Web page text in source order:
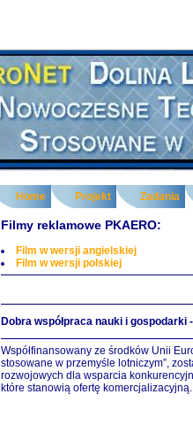
Home Projekt Zadania
Filmy reklamowe PKAERO:
Film w wersji angielskiej
Film w wersji polskiej
Dobra współpraca nauki i gospodarki
Współfinansowany ze środków Unii
stosowane w przemyśle lotniczym”,
rozwojowych dla wsparcia
które stanowią ofertę komercjalizacyjną.